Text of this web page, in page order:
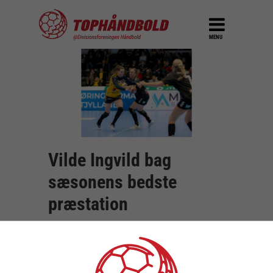
MENU
Vilde Ingvild bag
sæsonens bedste
præstation
Da Ikast Håndbold i går aftes gik mål-amok